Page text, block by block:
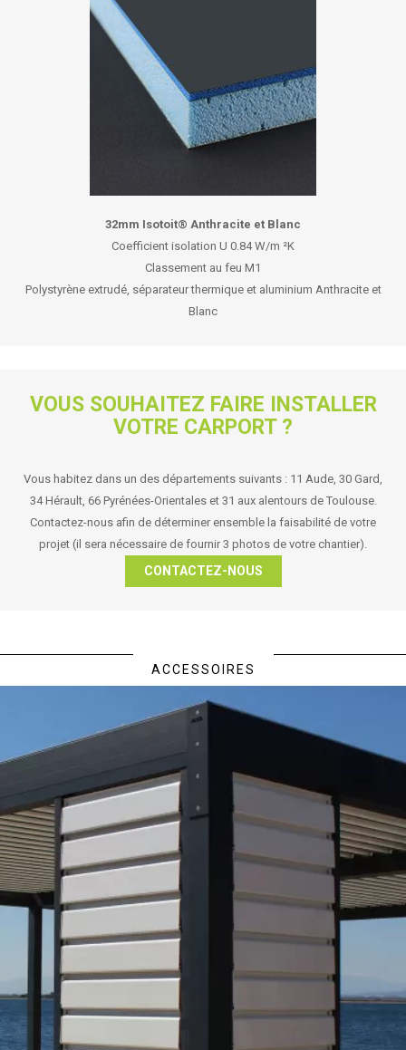
32mm Isotoit® Anthracite et Blanc
Coefficient isolation U 0.84 W/m ²K
Classement au feu M1
Polystyrène extrudé, séparateur thermique et aluminium Anthracite et
Blanc
VOUS SOUHAITEZ FAIRE INSTALLER
VOTRE CARPORT ?
Vous habitez dans un des départements suivants : 11 Aude, 30 Gard,
34 Hérault, 66 Pyrénées-Orientales et 31 aux alentours de Toulouse.
Contactez-nous afin de déterminer ensemble la faisabilité de votre
projet (il sera nécessaire de fournir 3 photos de votre chantier).
CONTACTEZ-NOUS
ACCESSOIRES